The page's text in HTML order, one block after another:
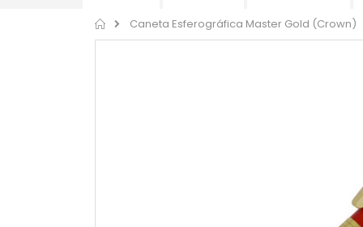
Home
Caneta Esferográfica Master Gold (Crown)
Pular